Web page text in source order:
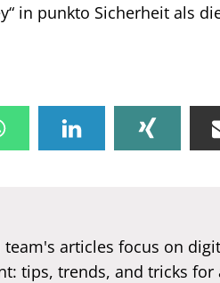
in punkto Sicherheit als
articles focus on
tips, trends, and tricks for